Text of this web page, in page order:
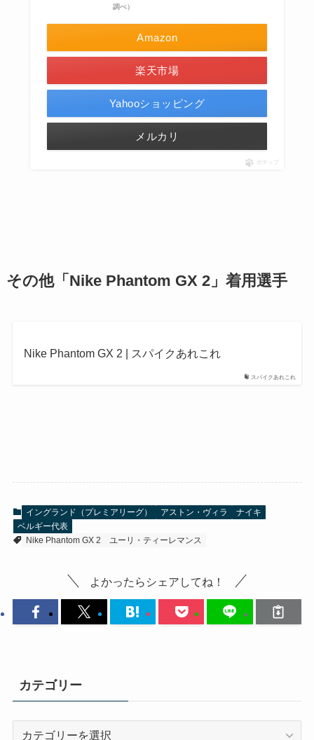
調べ）
Amazon
楽天市場
Yahooショッピング
メルカリ
ポチップ
その他「Nike Phantom GX 2」 着用選手
スパイクあれこれ
Nike Phantom GX 2 | スパイクあれこれ
イングランド（プレミアリーグ） アストン・ヴィラ
ナイキ
ベルギー代表
Nike Phantom GX 2
ユーリ・ティーレマンス
よかったらシェアしてね！
カテゴリー